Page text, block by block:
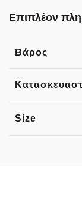
Επιπλέον
Βάρος
Size